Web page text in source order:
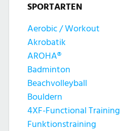
SPORTARTEN
Aerobic / Workout
Akrobatik
AROHA®
Badminton
Beachvolleyball
Bouldern
4XF-Functional Training
Funktionstraining